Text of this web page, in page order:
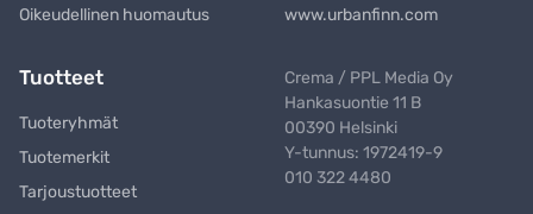
Oikeudellinen huomautus
www.urbanfinn.com
Tuotteet
Tuoteryhmät
Tuotemerkit
Tarjoustuotteet
Crema / PPL Media Oy
Hankasuontie 11 B
00390 Helsinki
Y-tunnus: 1972419-9
010 322 4480